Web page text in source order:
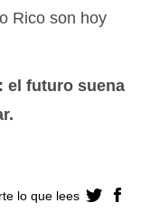
Rico son hoy
el futuro suena
lo que lees